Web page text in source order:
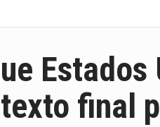
Estados
final